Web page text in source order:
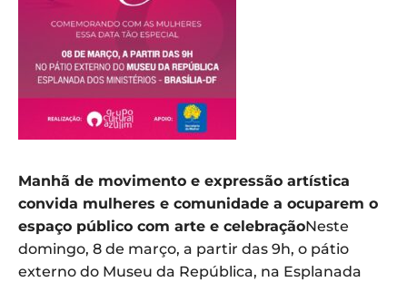
Manhã de movimento e expressão artística
convida mulheres e comunidade a ocuparem o
espaço público com arte e celebraçãoNeste
domingo, 8 de março, a partir das 9h, o pátio
externo do Museu da República, na Esplanada